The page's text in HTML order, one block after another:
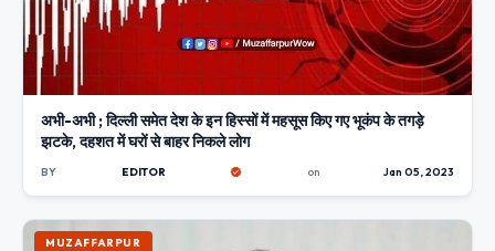
अभी-अभी ; दिल्ली समेत देश के इन हिस्सों में महसूस किए गए भूकंप के तगड़े
झटके, दहशत में घरों से बाहर निकले लोग
BY EDITOR on Jan 05, 2023
MUZAFFARPUR